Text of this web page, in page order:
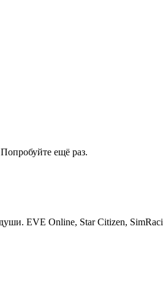
ещё раз.
EVE Online, Star Citizen,